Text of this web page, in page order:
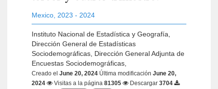
Mexico 2023 - 2024
Instituto Nacional de Estadística y Geografía,
Dirección General de Estadísticas
Sociodemográficas, Dirección General Adjunta de
Encuestas Sociodemográficas,
Creado el June 20, 2024 Última modificación June 20,
2024
Visitas a la página 81305 Descargar 3704